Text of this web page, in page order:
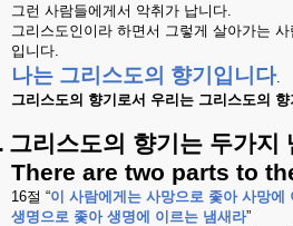
그런 사람들에게서 악취가 납니다.
그리스도인이라 하면서 그렇게 살아가는 사
입니다.
나는 그리스도의 향기입니다.
그리스도의 향기로서 우리는 그리스도의 향
그리스도의 향기는 두가지
There are two parts to
16절 “이 사람에게는 사망으로 좇아 사망에
생명으로 좇아 생명에 이르는 냄새라”